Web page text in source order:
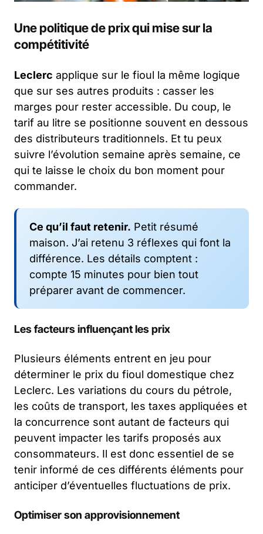
Une politique de prix qui mise sur la
compétitivité
Leclerc applique sur le fioul la même logique
que sur ses autres produits : casser les
marges pour rester accessible. Du coup, le
tarif au litre se positionne souvent en dessous
des distributeurs traditionnels. Et tu peux
suivre l’évolution semaine après semaine, ce
qui te laisse le choix du bon moment pour
commander.
Ce qu’il faut retenir. Petit résumé
maison. J’ai retenu 3 réflexes qui font la
différence. Les détails comptent :
compte 15 minutes pour bien tout
préparer avant de commencer.
Les facteurs influençant les prix
Plusieurs éléments entrent en jeu pour
déterminer le prix du fioul domestique chez
Leclerc. Les variations du cours du pétrole,
les coûts de transport, les taxes appliquées et
la concurrence sont autant de facteurs qui
peuvent impacter les tarifs proposés aux
consommateurs. Il est donc essentiel de se
tenir informé de ces différents éléments pour
anticiper d’éventuelles fluctuations de prix.
Optimiser son approvisionnement